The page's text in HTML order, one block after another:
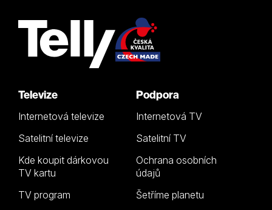
Televize
Internetová televize
Satelitní televize
Kde koupit dárkovou
TV kartu
TV program
Podpora
Internetová TV
Satelitní TV
Ochrana osobních
údajů
Šetříme planetu